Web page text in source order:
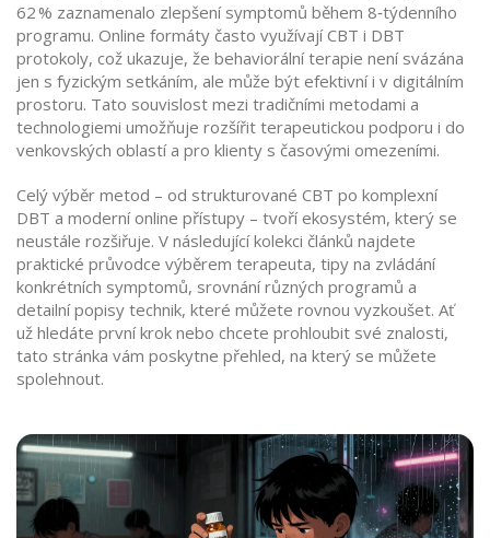
62 % zaznamenalo zlepšení symptomů během 8‑týdenního
programu. Online formáty často využívají CBT i DBT
protokoly, což ukazuje, že behaviorální terapie není svázána
jen s fyzickým setkáním, ale může být efektivní i v digitálním
prostoru. Tato souvislost mezi tradičními metodami a
technologiemi umožňuje rozšířit terapeutickou podporu i do
venkovských oblastí a pro klienty s časovými omezeními.
Celý výběr metod – od strukturované CBT po komplexní
DBT a moderní online přístupy – tvoří ekosystém, který se
neustále rozšiřuje. V následující kolekci článků najdete
praktické průvodce výběrem terapeuta, tipy na zvládání
konkrétních symptomů, srovnání různých programů a
detailní popisy technik, které můžete rovnou vyzkoušet. Ať
už hledáte první krok nebo chcete prohloubit své znalosti,
tato stránka vám poskytne přehled, na který se můžete
spolehnout.